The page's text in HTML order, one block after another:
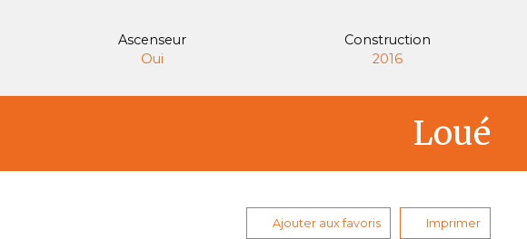
Ascenseur
Oui
Construction
2016
Loué
Ajouter aux favoris Imprimer